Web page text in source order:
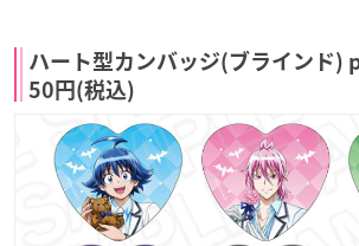
ハート型カンバッジ(ブラインド)
50円(税込)